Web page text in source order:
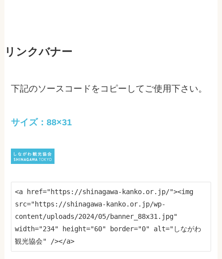
リンクバナー
下記のソースコードをコピーしてご使用下さい。
サイズ：88×31
<a href="https://shinagawa-kanko.or.jp/"><img
src="https://shinagawa-kanko.or.jp/wp-
content/uploads/2024/05/banner_88x31.jpg"
width="234" height="60" border="0" alt="しながわ
観光協会" /></a>